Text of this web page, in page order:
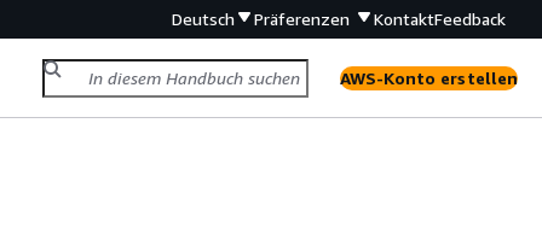
Deutsch Präferenzen KontaktFeedback
AWS-Konto erstellen